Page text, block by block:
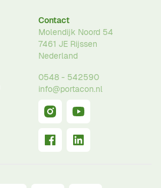
Contact
Molendijk Noord 54
7461 JE Rijssen
Nederland
0548 - 542590
info@portacon.nl